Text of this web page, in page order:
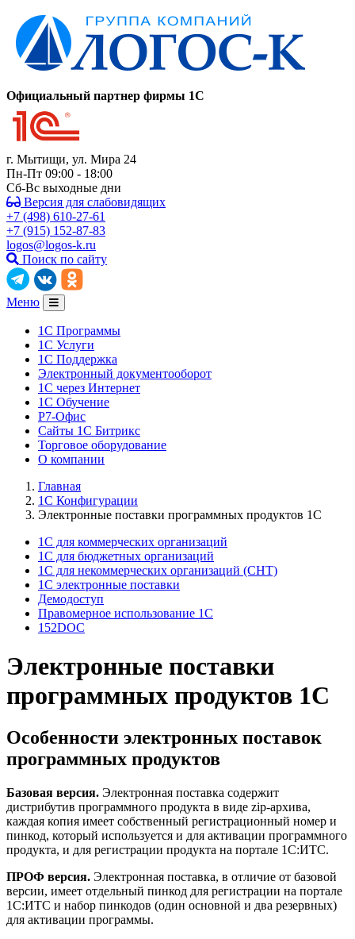
Официальный партнер фирмы 1C
г. Мытищи, ул. Мира 24
Пн-Пт 09:00 - 18:00
Сб-Вс выходные дни
Версия для слабовидящих
+7 (498) 610-27-61
+7 (915) 152-87-83
logos@logos-k.ru
Поиск по сайту
Меню
1С Программы
1С Услуги
1C Поддержка
Электронный документооборот
1С через Интернет
1С Обучение
Р7-Офис
Сайты 1С Битрикс
Торговое оборудование
О компании
Главная
1С Конфигурации
Электронные поставки программных продуктов 1С
1С для коммерческих организаций
1С для бюджетных организаций
1С для некоммерческих организаций (СНТ)
1C электронные поставки
Демодоступ
Правомерное использование 1С
152DOC
Электронные поставки
программных продуктов 1С
Особенности электронных поставок
программных продуктов
Базовая версия. Электронная поставка содержит
дистрибутив программного продукта в виде zip-архива,
каждая копия имеет собственный регистрационный номер и
пинкод, который используется и для активации программного
продукта, и для регистрации продукта на портале 1С:ИТС.
ПРОФ версия. Электронная поставка, в отличие от базовой
версии, имеет отдельный пинкод для регистрации на портале
1С:ИТС и набор пинкодов (один основной и два резервных)
для активации программы.